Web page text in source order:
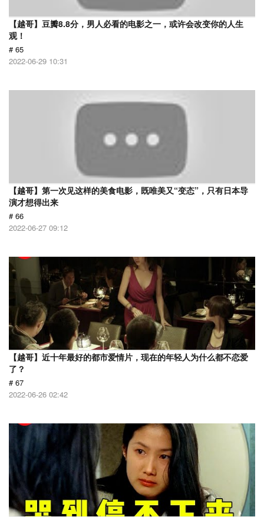
【越哥】豆瓣8.8分，男人必看的电影之一，或许会改变你的人生
观！
# 65
2022-06-29 10:31
【越哥】第一次见这样的美食电影，既唯美又“变态”，只有日本导
演才想得出来
# 66
2022-06-27 09:12
【越哥】近十年最好的都市爱情片，现在的年轻人为什么都不恋爱
了？
# 67
2022-06-26 02:42